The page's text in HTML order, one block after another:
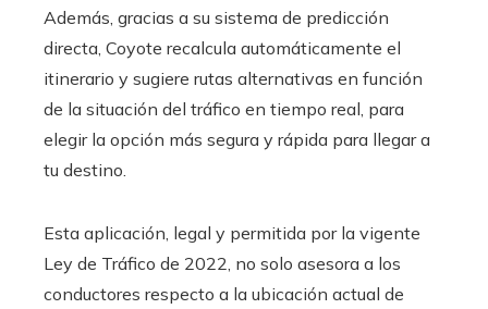
Además, gracias a su sistema de predicción
directa, Coyote recalcula automáticamente el
itinerario y sugiere rutas alternativas en función
de la situación del tráfico en tiempo real, para
elegir la opción más segura y rápida para llegar a
tu destino.
Esta aplicación, legal y permitida por la vigente
Ley de Tráfico de 2022, no solo asesora a los
conductores respecto a la ubicación actual de